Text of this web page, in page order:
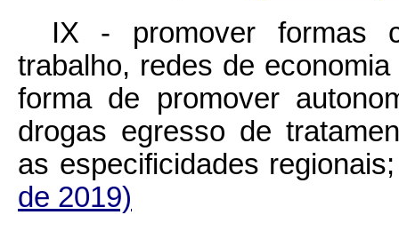
IX - promover formas
trabalho, redes de
forma de promover
drogas egresso de
as especificidades
de 2019)